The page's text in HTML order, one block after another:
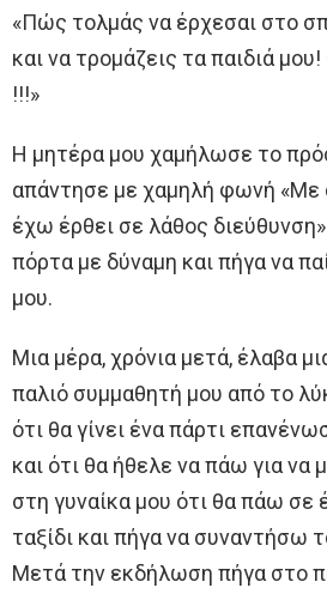
«Πώς τολμάς να έρχεσαι στο
και να τρομάζεις τα παιδιά
!!!»
Η μητέρα μου χαμήλωσε το
απάντησε με χαμηλή φωνή
έχω έρθει σε λάθος
πόρτα με δύναμη και πήγα να
μου.
Μια μέρα, χρόνια μετά, έλαβα
παλιό συμμαθητή μου από το
ότι θα γίνει ένα πάρτι
και ότι θα ήθελε να πάω για να
στη γυναίκα μου ότι θα πάω σε
ταξίδι και πήγα να συναντήσω
Μετά την εκδήλωση πήγα στο